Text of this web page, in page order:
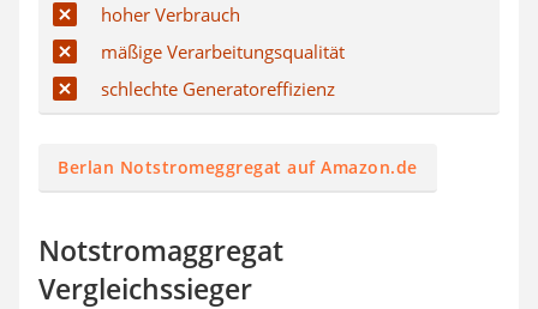
hoher Verbrauch
mäßige Verarbeitungsqualität
schlechte Generatoreffizienz
Berlan Notstromeggregat auf Amazon.de
Notstromaggregat
Vergleichssieger